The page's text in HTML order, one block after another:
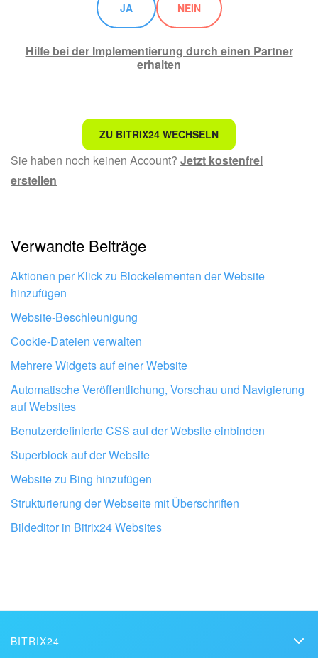
Klicken den ButtonAktivierenan.
Öffnen Sie das Navigationsmenü und gehen Sie auf
Dienste - Anmeldedaten.
Klicken Sie auf den ButtonAnmeldedaten erstellen
API-Schlüssel
JA NEIN
Hilfe bei der Implementierung durch einen Partner
erhalten
Nicht das, wonach ich suche.
Kompliziert und unverständlich formuliert.
Mir gefällt nicht, wie das Tool funktioniert.
Lassen Sie Ihr Bitrix24 von Profis
einrichten
ZU BITRIX24 WECHSELN
Sie haben noch keinen Account? Jetzt kostenfrei
erstellen
Verwandte Beiträge
Aktionen per Klick zu Blockelementen der Website
hinzufügen
Website-Beschleunigung
Cookie-Dateien verwalten
Mehrere Widgets auf einer Website
Automatische Veröffentlichung, Vorschau und Navigierung
auf Websites
Benutzerdefinierte CSS auf der Website einbinden
Superblock auf der Website
Website zu Bing hinzufügen
Strukturierung der Webseite mit Überschriften
Bildeditor in Bitrix24 Websites
BITRIX24